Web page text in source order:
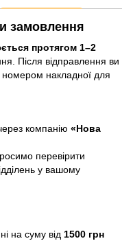
замовлення
протягом 1–2
Після відправлення ви
накладної для
компанію «Нова
перевірити
у вашому
на суму від 1500 грн